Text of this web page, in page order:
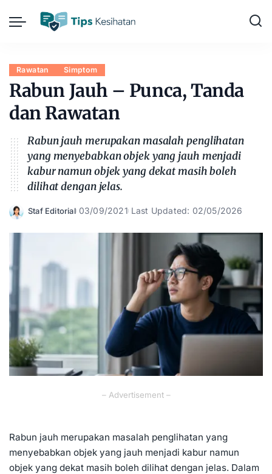
Rawatan Simptom
Rabun Jauh – Punca, Tanda
dan Rawatan
Rabun jauh merupakan masalah penglihatan
yang menyebabkan objek yang jauh menjadi
kabur namun objek yang dekat masih boleh
dilihat dengan jelas.
Posted
Staf Editorial 03/09/2021 Last Updated: 02/05/2026
– Advertisement –
Rabun jauh merupakan masalah penglihatan yang
menyebabkan objek yang jauh menjadi kabur namun
objek yang dekat masih boleh dilihat dengan jelas. Dalam